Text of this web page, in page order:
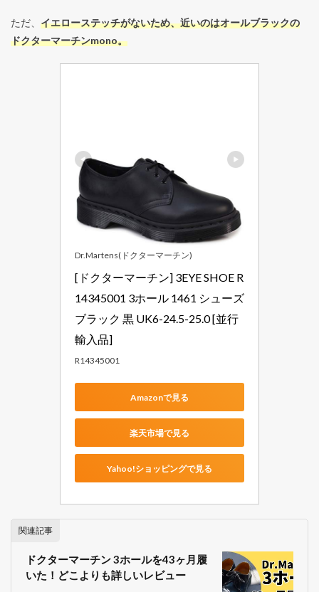
ただ、 イエローステッチがないため、近いのはオールブラックの
ドクターマーチンmono。
Dr.Martens(ドクターマーチン)
[ドクターマーチン] 3EYE SHOE R
14345001 3ホール 1461 シューズ
ブラック 黒 UK6-24.5-25.0 [並行
輸入品]
R14345001
Amazonで見る
楽天市場で見る
Yahoo!ショッピングで見る
関連記事
ドクターマーチン 3ホールを43ヶ月履
いた！どこよりも詳しいレビュー